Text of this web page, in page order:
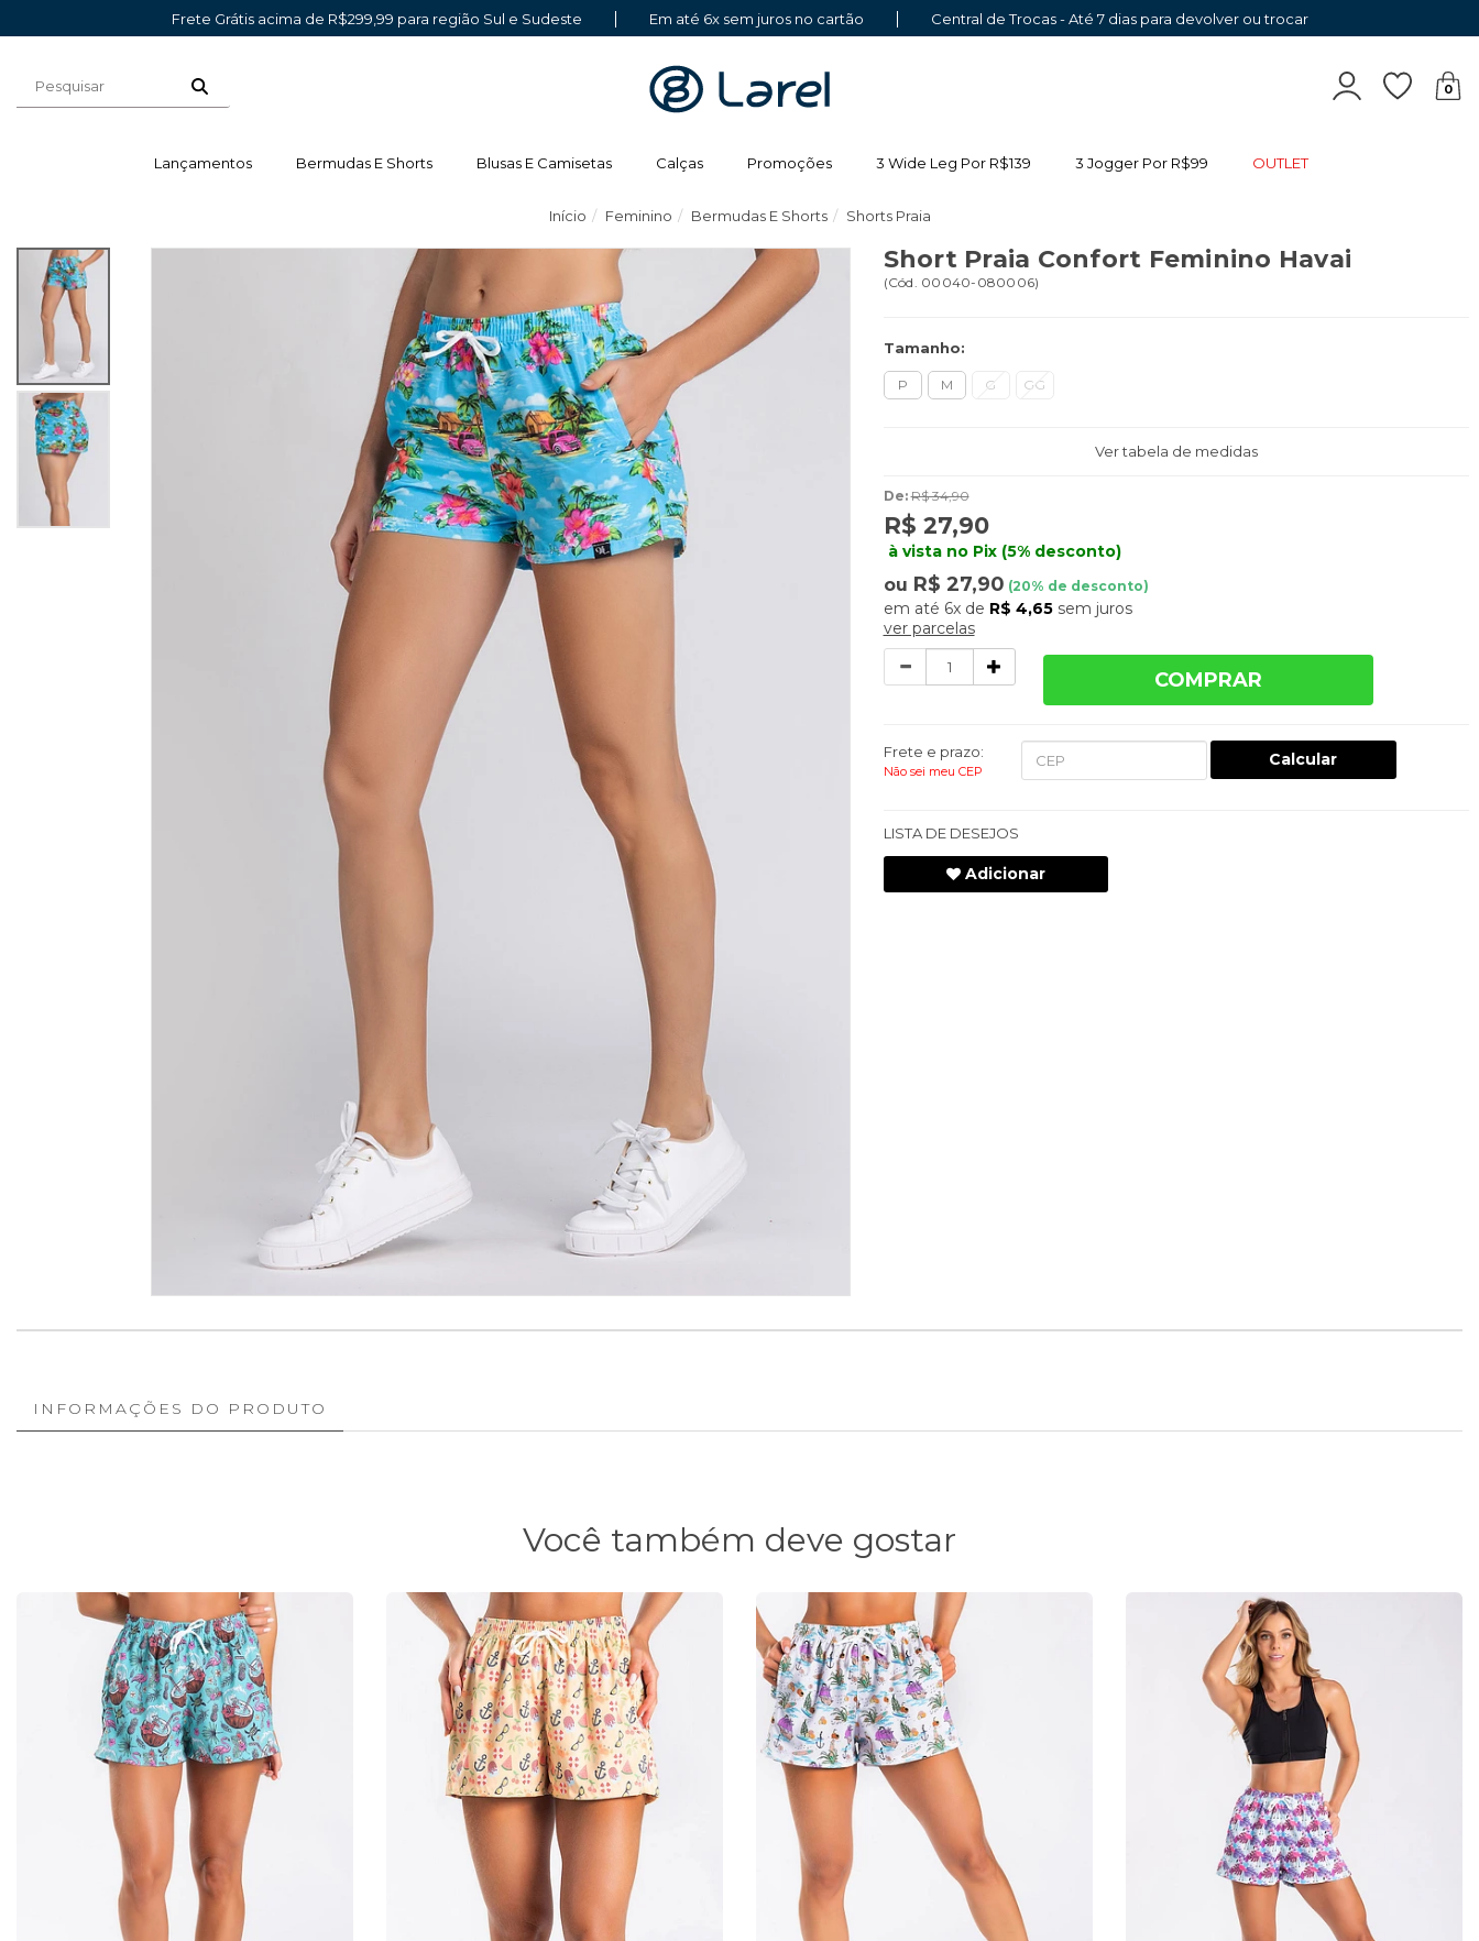
Frete Grátis acima de R$299,99 para região Sul e Sudeste Em até 6x sem juros no cartão Central de Trocas - Até 7 dias para devolver ou trocar
0
Lançamentos Bermudas E Shorts Blusas E Camisetas Calças Promoções 3 Wide Leg Por R$139 3 Jogger Por R$99 OUTLET
Início Feminino Bermudas E Shorts Shorts Praia
Short Praia Confort Feminino Havai
(Cód. 00040-080006)
Tamanho:
P M G GG
Ver tabela de medidas
De:R$ 34,90
R$ 27,90
à vista no Pix (5% desconto)
ou R$ 27,90 (20% de desconto)
6xde R$ 4,65sem juros
ver parcelas
Quantidade
COMPRAR
Frete e prazo:
Não sei meu CEP
Calcular
LISTA DE DESEJOS
Adicionar
INFORMAÇÕES DO PRODUTO
Você também deve gostar